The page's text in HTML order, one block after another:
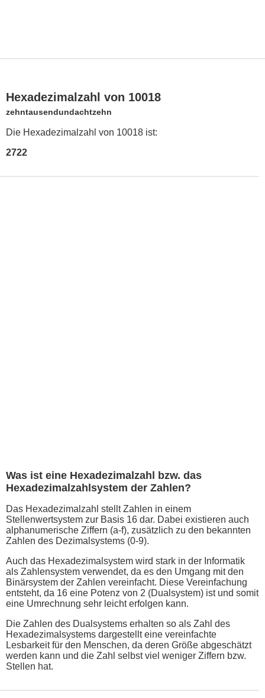
Hexadezimalzahl von 10018
zehntausendundachtzehn
Die Hexadezimalzahl von 10018 ist:
2722
Was ist eine Hexadezimalzahl bzw. das
Hexadezimalzahlsystem der Zahlen?
Das Hexadezimalzahl stellt Zahlen in einem
Stellenwertsystem zur Basis 16 dar. Dabei existieren auch
alphanumerische Ziffern (a-f), zusätzlich zu den bekannten
Zahlen des Dezimalsystems (0-9).
Auch das Hexadezimalsystem wird stark in der Informatik
als Zahlensystem verwendet, da es den Umgang mit den
Binärsystem der Zahlen vereinfacht. Diese Vereinfachung
entsteht, da 16 eine Potenz von 2 (Dualsystem) ist und somit
eine Umrechnung sehr leicht erfolgen kann.
Die Zahlen des Dualsystems erhalten so als Zahl des
Hexadezimalsystems dargestellt eine vereinfachte
Lesbarkeit für den Menschen, da deren Größe abgeschätzt
werden kann und die Zahl selbst viel weniger Ziffern bzw.
Stellen hat.